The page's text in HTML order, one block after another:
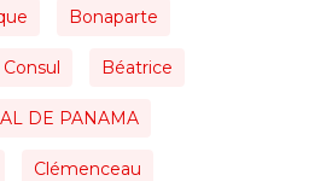
Bonaparte
Béatrice
DE PANAMA
Clémenceau